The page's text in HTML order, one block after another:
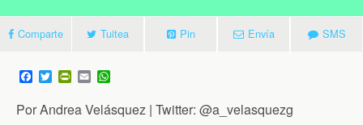
Comparte Tuitea Pin Envía SMS
F
a
c
e
T
w
t
P
n
E
m
a
i t
Por Andrea Velásquez | Twitter: @a_velasquezg